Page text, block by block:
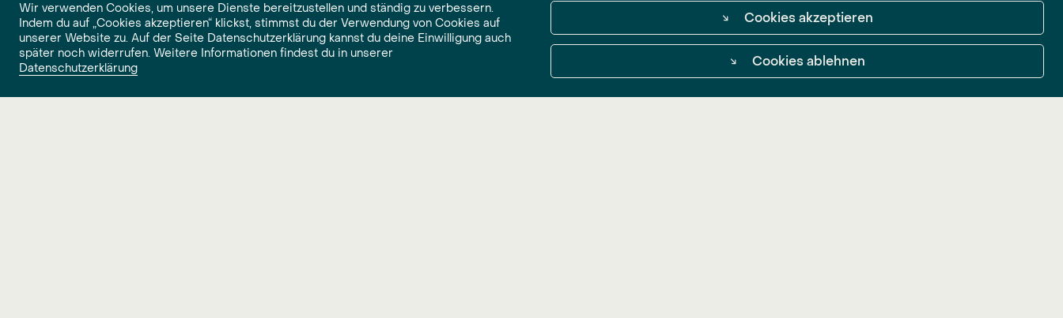
Wir verwenden Cookies, um unsere Dienste bereitzustellen und ständig zu verbessern.
Indem du auf „Cookies akzeptieren“ klickst, stimmst du der Verwendung von Cookies auf
unserer Website zu. Auf der Seite Datenschutzerklärung kannst du deine Einwilligung auch
später noch widerrufen. Weitere Informationen findest du in unserer
Datenschutzerklärung
↘ Cookies akzeptieren
↘ Cookies ablehnen